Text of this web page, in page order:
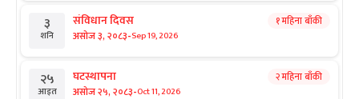
३
शनि
संविधान दिवस
असोज ३, २०८३-Sep 19, 2026
१ महिना बाँकी
२५
आइत
घटस्थापना
असोज २५, २०८३-Oct 11, 2026
२ महिना बाँकी